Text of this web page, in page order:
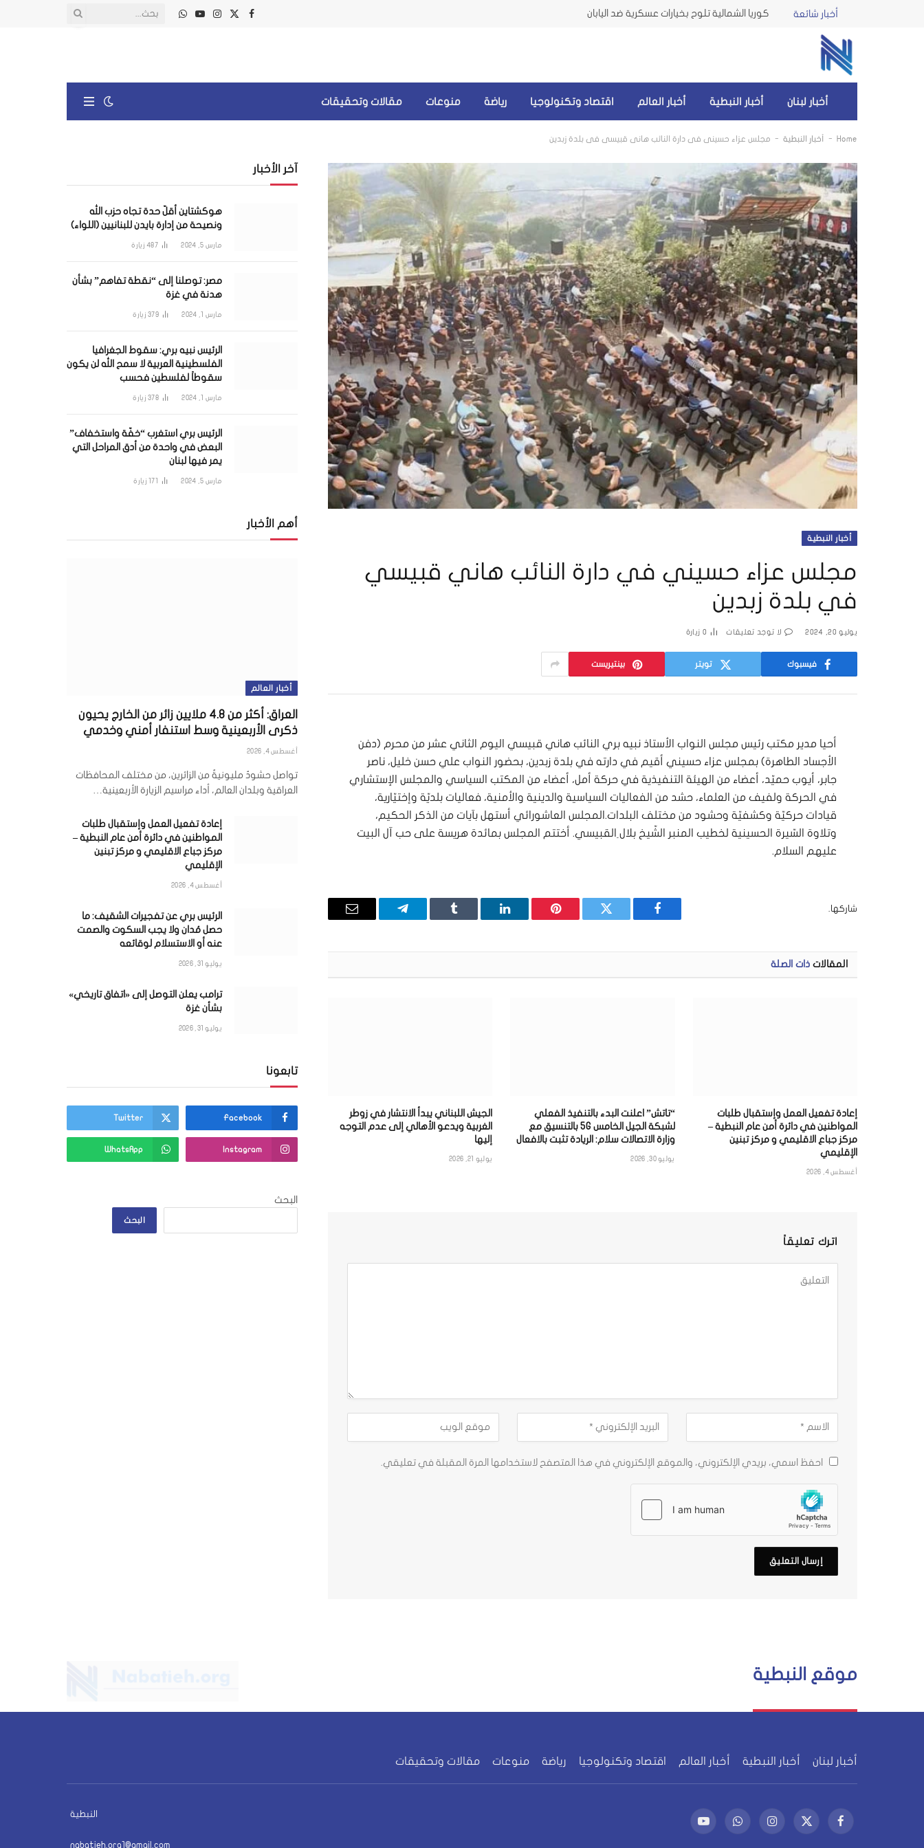
أخبار شائعة كوريا الشمالية تلوح بخيارات عسكرية ضد اليابان
فيسبوك
X
الانستغرام
يوتيوبواتساب
أخبار لبنان أخبار النبطية أخبار العالم اقتصاد وتكنولوجيا رياضة منوعات مقالات وتحقيقات
Home
- أخبار النبطية - مجلس عزاء حسيني في دارة النائب هاني قبيسي في بلدة زبدين
أخبار النبطية
مجلس عزاء حسيني في دارة النائب هاني قبيسي
في بلدة زبدين
يوليو 20, 2024 لا توجد تعليقات 0 زيارة
فيسبوك تويتر بينتيريست
أحيا مدير مكتب رئيس مجلس النواب الأستاذ نبيه بري النائب هاني قبيسي اليوم الثاني عشر من محرم (دفن
الأجساد الطاهرة) بمجلس عزاء حسيني أقيم في دارته في بلدة زبدين، بحضور النواب علي حسن خليل، ناصر
جابر، أيوب حميّد، أعضاء من الهيئة التنفيذية في حركة أمل، أعضاء من المكتب السياسي والمجلس الإستشاري
في الحركة ولفيف من العلماء، حشد من الفعاليات السياسية والدينية والأمنية، فعاليات بلديّة وإختيّارية،
قيادات حركيّة وكشفيّة وحشود من مختلف البلدات.المجلس العاشورائي أستهل بآيات من الذكر الحكيم،
وتلاوة السّيرة الحسينية لخطيب المنبر الشّيخ بلال ِالقبيسي. أختتم المجلس بمائدة هريسة على حب آل البيت
عليهم السلام.
شاركها.
فيسبوك تويتر بينتيريستلينكدإن Tumblr تيلقرام
البريد
المقالات ذات الصلة
إعادة تفعيل العمل وإستقبال طلبات
المواطنين في دائرة أمن عام النبطية –
مركز جباع الاقليمي و مركز تبنين
الإقليمي
أغسطس 4, 2026
“تاتش” اعلنت البدء بالتنفيذ الفعلي
لشبكة الجيل الخامس 5G بالتنسيق مع
وزارة الاتصالات سلام: الريادة تثبت بالافعال
يوليو 30, 2026
الجيش اللبناني يبدأ الانتشار في زوطر
الغربية ويدعو الأهالي إلى عدم التوجه
إليها
يوليو 21, 2026
اترك تعليقاً
احفظ اسمي، بريدي الإلكتروني، والموقع الإلكتروني في هذا المتصفح لاستخدامها المرة المقبلة في تعليقي.
آخر الأخبار
هوكشتاين أقلّ حدة تجاه حزب الله
ونصيحة من إدارة بايدن للبنانيين (اللواء)
مارس 5, 2024 487 زيارة
مصر: توصلنا إلى “نقطة تفاهم” بشأن
هدنة في غزة
مارس 1, 2024 379 زيارة
الرئيس نبيه بري: سقوط الجغرافيا
الفلسطينية العربية لا سمح الله لن يكون
سقوطاً لفلسطين فحسب
مارس 1, 2024 378 زيارة
الرئيس بري استغرب “خفّة واستخفاف”
البعض في واحدة من أدق المراحل التي
يمر فيها لبنان
مارس 5, 2024 171 زيارة
أهم الأخبار
أخبار العالم
العراق: أكثر من 4.8 ملايين زائر من الخارج يحيون
ذكرى الأربعينية وسط استنفار أمني وخدمي
أغسطس 4, 2026
تواصل حشودٌ مليونيةٌ من الزائرين، من مختلف المحافظات
العراقية وبلدان العالم، أداء مراسيم الزيارة الأربعينية…
إعادة تفعيل العمل وإستقبال طلبات
المواطنين في دائرة أمن عام النبطية –
مركز جباع الاقليمي و مركز تبنين
الإقليمي
أغسطس 4, 2026
الرئيس بري عن تفجيرات الشقيف: ما
حصل مُدان ولا يجب السكوت والصمت
عنه أو الاستسلام لوقائعه
يوليو 31, 2026
ترامب يعلن التوصل إلى «اتفاق تاريخي»
بشأن غزة
يوليو 31, 2026
تابعونا
Facebook
Twitter
Instagram
WhatsApp
البحث
البحث
موقع النبطية
أخبار لبنان أخبار النبطية أخبار العالم اقتصاد وتكنولوجيا رياضة منوعات مقالات وتحقيقات
فيسبوكX
الانستغرامواتساب يوتيوب
النبطية
nabatieh.org1@gmail.com